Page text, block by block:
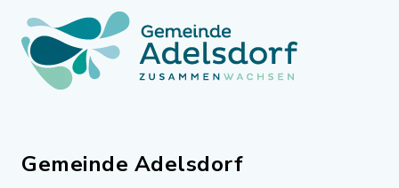
Gemeinde Adelsdorf